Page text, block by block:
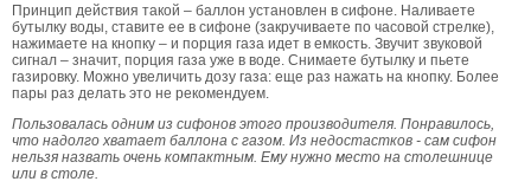
Принцип действия такой – баллон установлен в сифоне. Наливаете
бутылку воды, ставите ее в сифоне (закручиваете по часовой стрелке),
нажимаете на кнопку – и порция газа идет в емкость. Звучит звуковой
сигнал – значит, порция газа уже в воде. Снимаете бутылку и пьете
газировку. Можно увеличить дозу газа: еще раз нажать на кнопку. Более
пары раз делать это не рекомендуем.
Пользовалась одним из сифонов этого производителя. Понравилось,
что надолго хватает баллона с газом. Из недостастков - сам сифон
нельзя назвать очень компактным. Ему нужно место на столешнице
или в столе.